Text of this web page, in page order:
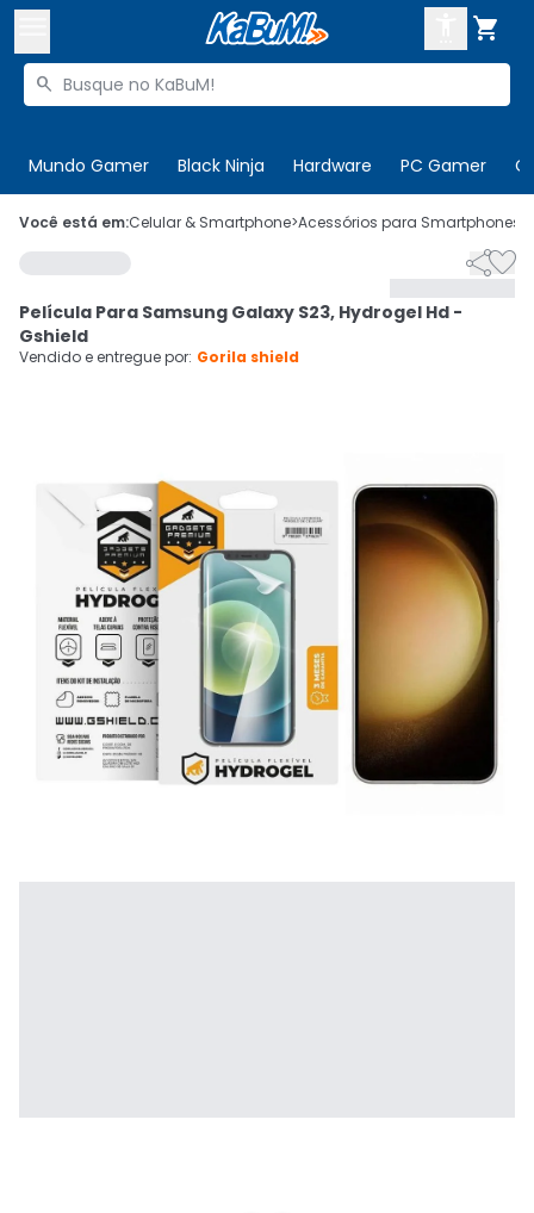

Buscar produtos

Mundo Gamer Black Ninja Hardware PC Gamer
 Olá. Acesse sua conta
 Departamentos
Cupons
CADASTRE-SE
Você está em:Celular & Smartphone>Acessórios para Smartphones

Película Para Samsung Galaxy S23, Hydrogel Hd -
Gshield
Vendido e entregue por: Gorila shield